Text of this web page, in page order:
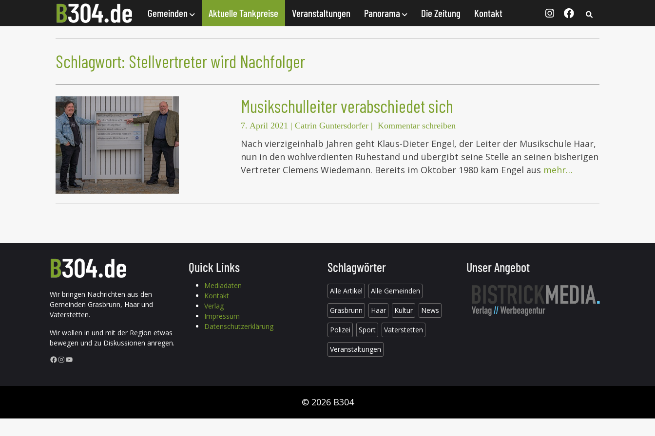
Gemeinden Aktuelle Tankpreise Veranstaltungen Panorama Die Zeitung Kontakt
Schlagwort: Stellvertreter wird Nachfolger
Musikschulleiter verabschiedet sich
7. April 2021 | Catrin Guntersdorfer | Kommentar schreiben
Nach vierzigeinhalb Jahren geht Klaus-Dieter Engel, der Leiter der Musikschule Haar,
nun in den wohlverdienten Ruhestand und übergibt seine Stelle an seinen bisherigen
Vertreter Clemens Wiedemann. Bereits im Oktober 1980 kam Engel aus mehr…
Wir bringen Nachrichten aus den
Gemeinden Grasbrunn, Haar und
Vaterstetten.
Wir wollen in und mit der Region etwas
bewegen und zu Diskussionen anregen.
Facebook InstagramYouTube
Quick Links
Mediadaten
Kontakt
Verlag
Impressum
Datenschutzerklärung
Schlagwörter
Alle Artikel Alle Gemeinden
Grasbrunn Haar Kultur News
Polizei Sport Vaterstetten
Veranstaltungen
Unser Angebot
© 2026 B304